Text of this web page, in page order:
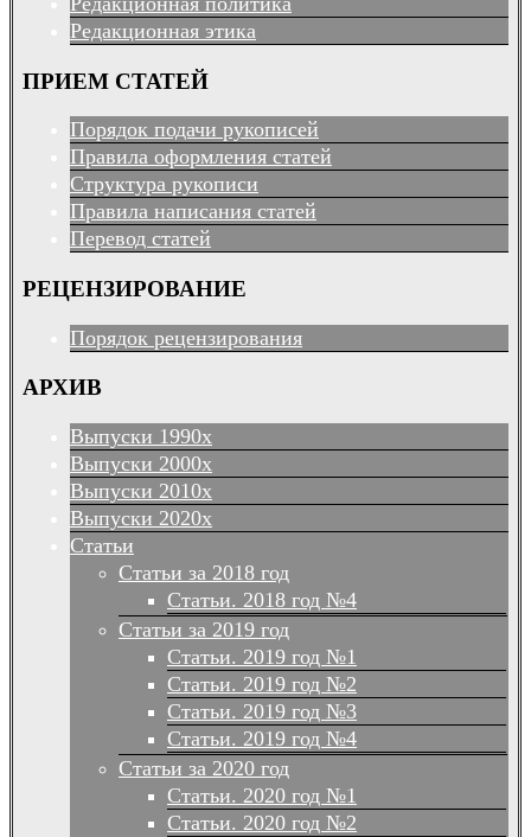
Редакционная этика
ПРИЕМ СТАТЕЙ
Порядок подачи рукописей
Правила оформления статей
Структура рукописи
Правила написания статей
Перевод статей
РЕЦЕНЗИРОВАНИЕ
Порядок рецензирования
АРХИВ
Выпуски 1990х
Выпуски 2000х
Выпуски 2010х
Выпуски 2020х
Статьи
Статьи за 2018 год
Статьи. 2018 год №4
Статьи за 2019 год
Статьи. 2019 год №1
Статьи. 2019 год №2
Статьи. 2019 год №3
Статьи. 2019 год №4
Статьи за 2020 год
Статьи. 2020 год №1
Статьи. 2020 год №2